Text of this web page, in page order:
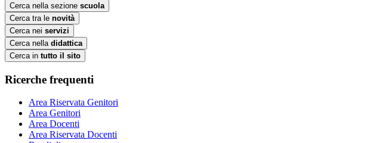
Cerca nella sezione scuola
Cerca tra le novità
Cerca nei servizi
Cerca nella didattica
Cerca in tutto il sito
Ricerche frequenti
Area Riservata Genitori
Area Genitori
Area Docenti
Area Riservata Docenti